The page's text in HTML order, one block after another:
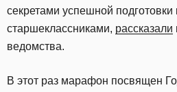
секретами успешной подготовки
старшеклассниками, рассказали
ведомства.
В этот раз марафон посвящен